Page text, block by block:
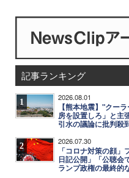
記事ランキング
1 2026.08.01
【熊本地震】"クー
房を設置しろ」と主
引水の議論に批判殺
2 2026.07.30
「コロナ対策の顔
日記公開」「公聴会
ランプ政権の最終的